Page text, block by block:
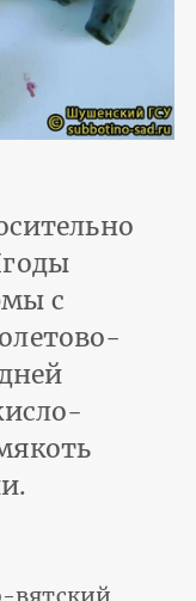
с